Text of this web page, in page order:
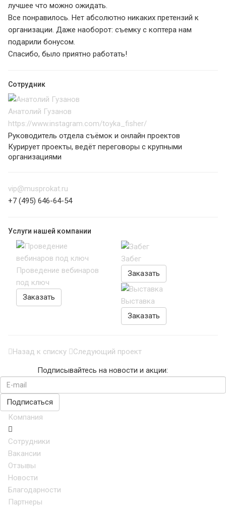
лучшее что можно ожидать.
Все понравилось. Нет абсолютно никаких претензий к
организации. Даже наоборот: съемку с коптера нам
подарили бонусом.
Спасибо, было приятно работать!
Сотрудник
Анатолий Гузанов
https://www.instagram.com/toyka_fisher/
Руководитель отдела съёмок и онлайн проектов
Курирует проекты, ведёт переговоры с крупными
организациями
vip@musprokat.ru
+7 (495) 646-64-54
Услуги нашей компании
Проведение вебинаров
под ключ
Заказать
Забег
Заказать
Выставка
Заказать
Назад к списку Следующий проект
Подписывайтесь на новости и акции:
Компания
Сотрудники
Вакансии
Отзывы
Новости
Благодарности
Партнеры